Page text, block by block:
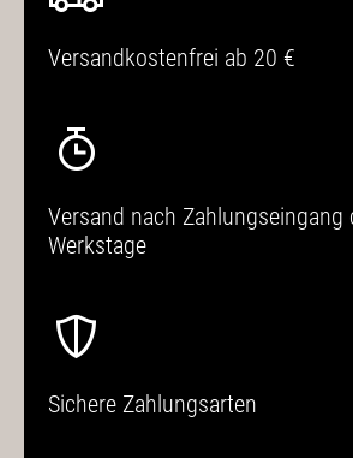
Versandkostenfrei ab 20 €
Versand nach Zahlungseingang
Werkstage
Sichere Zahlungsarten